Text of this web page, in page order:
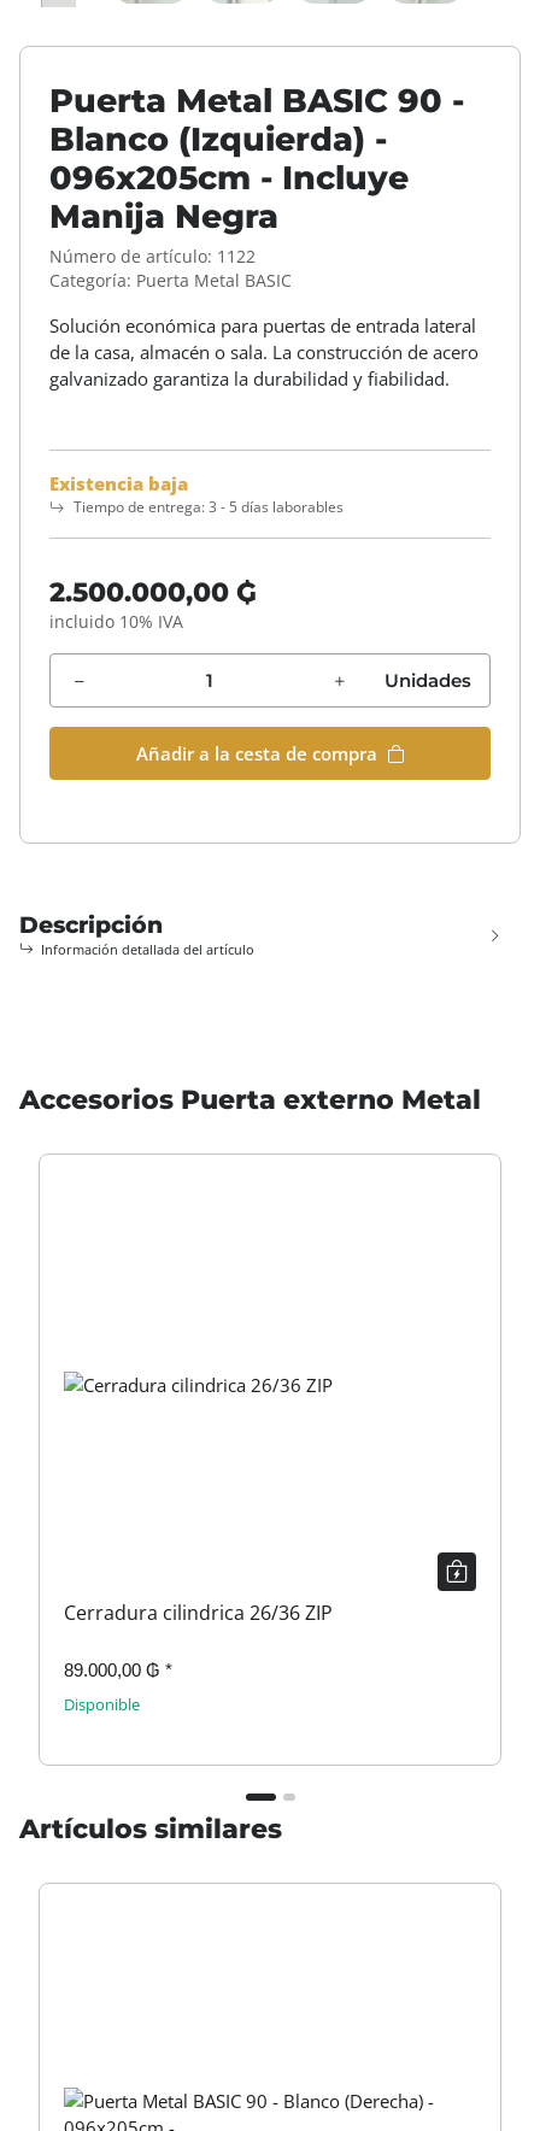
Puerta Metal BASIC 90 -
Blanco (Izquierda) -
096x205cm - Incluye
Manija Negra
Número de artículo: 1122
Categoría: Puerta Metal BASIC
Solución económica para puertas de entrada lateral
de la casa, almacén o sala. La construcción de acero
galvanizado garantiza la durabilidad y fiabilidad.
Existencia baja
Tiempo de entrega:3 - 5 días laborables
2.500.000,00 ₲
incluido 10% IVA
Unidades
Añadir a la cesta de compra
Descripción
Información detallada del artículo
Accesorios Puerta externo Metal
Cerradura cilindrica 26/36 ZIP
89.000,00 ₲ *
Disponible
Artículos similares